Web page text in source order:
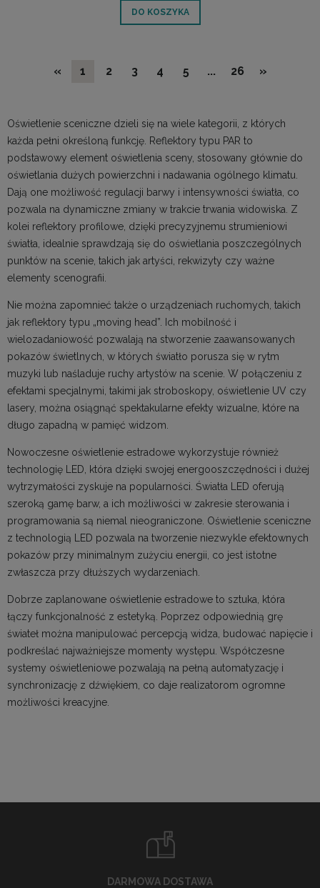
DO KOSZYKA
« 1 2 3 4 5 ... 26 »
Oświetlenie sceniczne dzieli się na wiele kategorii, z których
każda pełni określoną funkcję. Reflektory typu PAR to
podstawowy element oświetlenia sceny, stosowany głównie do
oświetlania dużych powierzchni i nadawania ogólnego klimatu.
Dają one możliwość regulacji barwy i intensywności światła, co
pozwala na dynamiczne zmiany w trakcie trwania widowiska. Z
kolei reflektory profilowe, dzięki precyzyjnemu strumieniowi
światła, idealnie sprawdzają się do oświetlania poszczególnych
punktów na scenie, takich jak artyści, rekwizyty czy ważne
elementy scenografii.
Nie można zapomnieć także o urządzeniach ruchomych, takich
jak reflektory typu „moving head”. Ich mobilność i
wielozadaniowość pozwalają na stworzenie zaawansowanych
pokazów świetlnych, w których światło porusza się w rytm
muzyki lub naśladuje ruchy artystów na scenie. W połączeniu z
efektami specjalnymi, takimi jak stroboskopy, oświetlenie UV czy
lasery, można osiągnąć spektakularne efekty wizualne, które na
długo zapadną w pamięć widzom.
Nowoczesne oświetlenie estradowe wykorzystuje również
technologię LED, która dzięki swojej energooszczędności i dużej
wytrzymałości zyskuje na popularności. Światła LED oferują
szeroką gamę barw, a ich możliwości w zakresie sterowania i
programowania są niemal nieograniczone. Oświetlenie sceniczne
z technologią LED pozwala na tworzenie niezwykle efektownych
pokazów przy minimalnym zużyciu energii, co jest istotne
zwłaszcza przy dłuższych wydarzeniach.
Dobrze zaplanowane oświetlenie estradowe to sztuka, która
łączy funkcjonalność z estetyką. Poprzez odpowiednią grę
świateł można manipulować percepcją widza, budować napięcie i
podkreślać najważniejsze momenty występu. Współczesne
systemy oświetleniowe pozwalają na pełną automatyzację i
synchronizację z dźwiękiem, co daje realizatorom ogromne
możliwości kreacyjne.
DARMOWA DOSTAWA